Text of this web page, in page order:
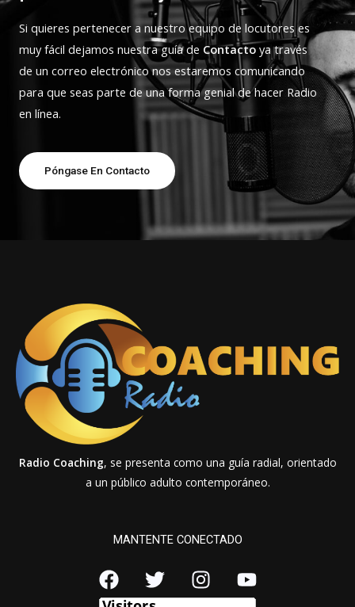
Si quieres pertenecer a nuestro equipo de locutores es
muy fácil dejamos nuestra guía de Contactoya través
de un correo electrónico nos estaremos comunicando
para que seas parte de una forma genial de hacer Radio
en línea.
Póngase En Contacto
Radio Coaching, se presenta como una guía radial, orientado
a un público adulto contemporáneo.
MANTENTE CONECTADO